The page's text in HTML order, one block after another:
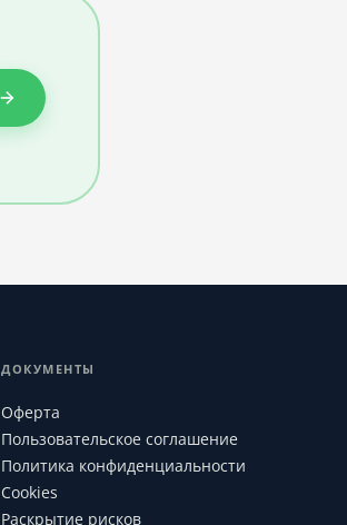
ДОКУМЕНТЫ
Оферта
Пользовательское соглашение
Политика конфиденциальности
Cookies
Раскрытие рисков